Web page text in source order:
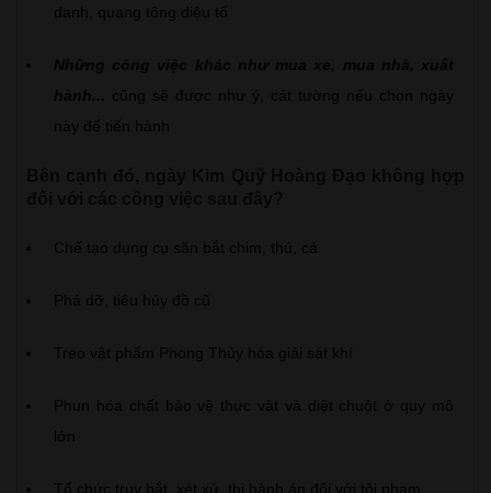
danh, quang tông diệu tổ
Những công việc khác như mua xe, mua nhà, xuất
hành... cũng sẽ được như ý, cát tường nếu chọn ngày
này để tiến hành
Chế tạo dụng cụ săn bắt chim, thú, cá
Phá dỡ, tiêu hủy đồ cũ
Treo vật phẩm Phong Thủy hóa giải sát khí
Phun hóa chất bảo vệ thực vật và diệt chuột ở quy mô
lớn
Tổ chức truy bắt, xét xử, thi hành án đối với tội phạm